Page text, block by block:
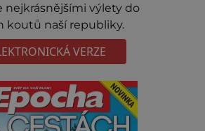
nejkrásnějšími výlety do
koutů naší republiky.
VERZE